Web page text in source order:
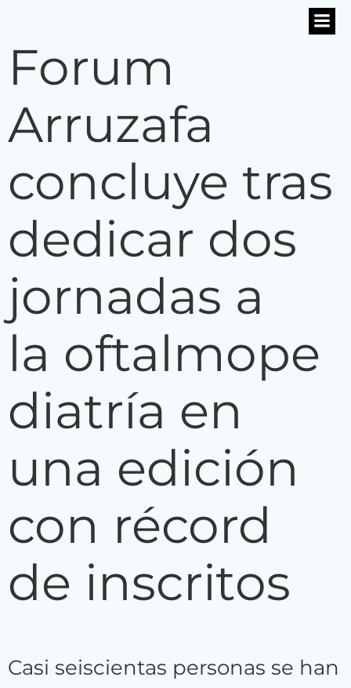
Forum
Arruzafa
concluye tras
dedicar dos
jornadas a
la oftalmope
diatría en
una edición
con récord
de inscritos
Casi seiscientas personas se han